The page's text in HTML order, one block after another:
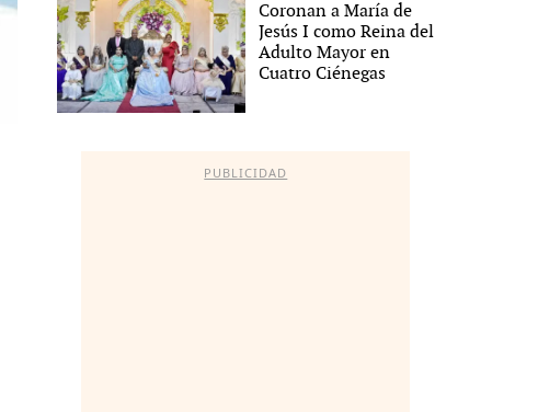
Coronan a María de
Jesús I como Reina del
Adulto Mayor en
Cuatro Ciénegas
PUBLICIDAD